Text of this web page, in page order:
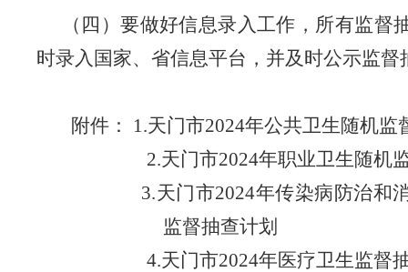
（四）要做好信息录入工作，所有监督
时录入国家、省信息平台，并及时公示监督
附件：
1.天门市2024年公共卫生随机监
2.天门市2024年职业卫生随机
3.天门市2024年传染病防治和
监督抽查计划
4.天门市2024年医疗卫生监督